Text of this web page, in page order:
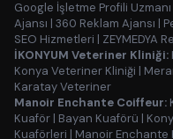
Google İşletme Profili Uzmanı
Ajansı | 360 Reklam Ajansı |
SEO Hizmetleri | ZEYMEDYA
İKONYUM Veteriner Kliniği:
Konya Veteriner Kliniği |
Karatay Veteriner
Manoir Enchante Coiffeur:
Kuaför | Bayan Kuaförü |
Kuaförleri | Manoir Enchante